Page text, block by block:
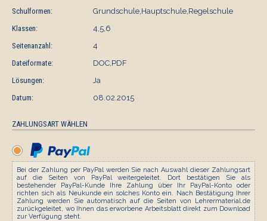
Schulformen:
Grundschule,Hauptschule,Regelschule
Klassen:
4,5,6
Seitenanzahl:
4
Dateiformate:
DOC,PDF
Lösungen:
Ja
Datum:
08.02.2015
ZAHLUNGSART WÄHLEN
Bei der Zahlung per PayPal werden Sie nach Auswahl dieser Zahlungsart
auf die Seiten von PayPal weitergeleitet. Dort bestätigen Sie als
bestehender PayPal-Kunde Ihre Zahlung über Ihr PayPal-Konto oder
richten sich als Neukunde ein solches Konto ein. Nach Bestätigung Ihrer
Zahlung werden Sie automatisch auf die Seiten von Lehrermaterial.de
zurückgeleitet, wo Ihnen das erworbene Arbeitsblatt direkt zum Download
zur Verfügung steht.